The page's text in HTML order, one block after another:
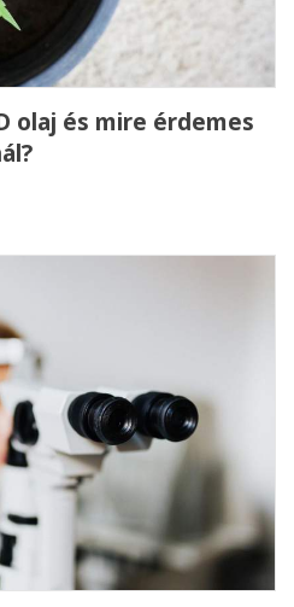
olaj és mire érdemes